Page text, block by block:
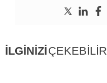
İLGİNİZİÇEKEBİLİR